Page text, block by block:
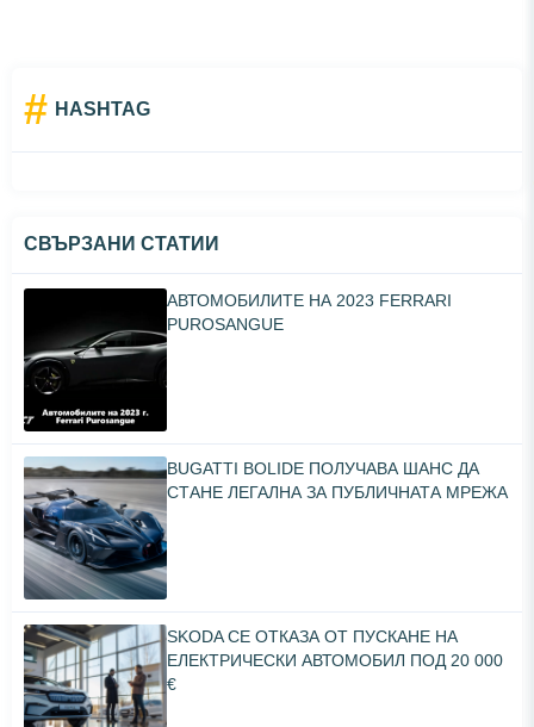
# HASHTAG
СВЪРЗАНИ СТАТИИ
АВТОМОБИЛИТЕ НА 2023 FERRARI
PUROSANGUE
BUGATTI BOLIDE ПОЛУЧАВА ШАНС ДА
СТАНЕ ЛЕГАЛНА ЗА ПУБЛИЧНАТА МРЕЖА
SKODA СЕ ОТКАЗА ОТ ПУСКАНЕ НА
ЕЛЕКТРИЧЕСКИ АВТОМОБИЛ ПОД 20 000
€